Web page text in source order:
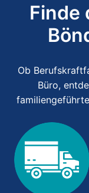
Finde
Ob
Büro,